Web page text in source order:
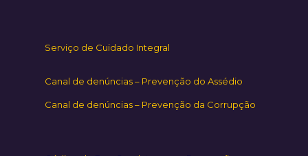
Serviço de Cuidado Integral
Canal de denúncias – Prevenção do Assédio
Canal de denúncias – Prevenção da Corrupção